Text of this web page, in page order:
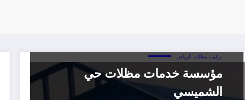
تركيب مظلات الرياض
مؤسسة خدمات مظلات حي
الشميسي